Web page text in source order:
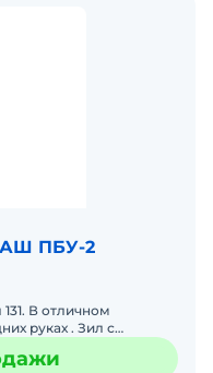
ПБУ-2
В отличном
руках . Зил с